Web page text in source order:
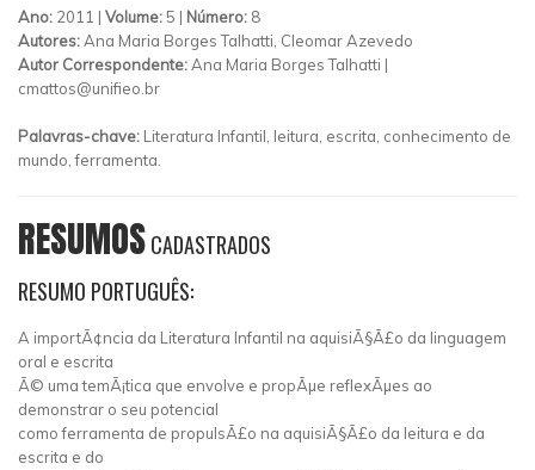
Ano: 2011 | Volume:5 | Número: 8
Autores:Ana Maria Borges Talhatti, Cleomar Azevedo
Autor Correspondente:Ana Maria Borges Talhatti |
cmattos@unifieo.br
Palavras-chave: Literatura Infantil, leitura, escrita, conhecimento de
mundo, ferramenta.
RESUMOSCADASTRADOS
RESUMO PORTUGUÊS:
A importÃ¢ncia da Literatura Infantil na aquisiÃ§Ã£o da linguagem
oral e escrita
Ã© uma temÃ¡tica que envolve e propÃµe reflexÃµes ao
demonstrar o seu potencial
como ferramenta de propulsÃ£o na aquisiÃ§Ã£o da leitura e da
escrita e do